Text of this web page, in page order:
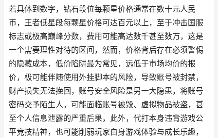
若具体到数字，钻石段位每颗星价格通常在数十元人民
币，王者低星段每颗星价格可达百元以上，至于冲击国服
标志或极高巅峰分数，费用可能高达数千甚至数万，这是
一个需要理性对待的区间，然而，价格背后存在必须警惕
的隐藏成本，低价陷阱最为常见，远低于市场均价的报
价，极可能伴随使用外挂脚本的风险，导致账号被封禁，
财产损失无法挽回，账号安全风险是另一大隐患，将账号
密码交予陌生人，可能面临账号被毁、虚拟物品被盗，甚
至个人信息泄露的严重后果，此外，代打本身违背游戏公
平竞技精神，也可能削弱玩家自身游戏体验与成长乐趣，